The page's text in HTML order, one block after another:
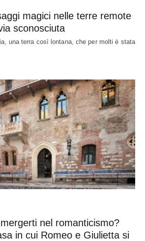
magici nelle terre remote
sconosciuta
una terra così lontana, che per molti è stata
nel romanticismo?
in cui Romeo e Giulietta si